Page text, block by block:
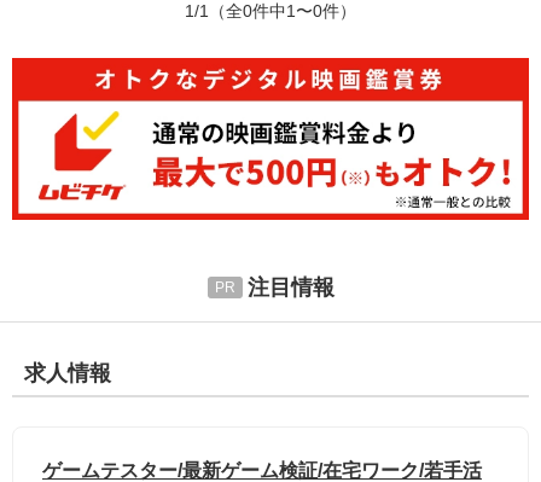
1/1 （全0件中1〜0件）
注目情報
求人情報
ゲームテスター/最新ゲーム検証/在宅ワーク/若手活